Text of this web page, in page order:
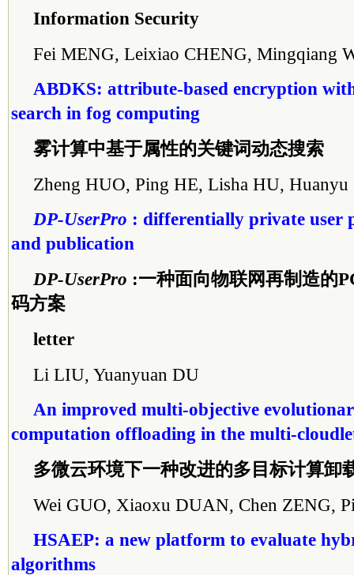
Information Security
Fei MENG, Leixiao CHENG, Mingqiang
ABDKS: attribute-based encryption
search in fog computing
雾计算中基于属性的关键词动态搜索
Zheng HUO, Ping HE, Lisha HU,
DP-UserPro : differentially private user
and publication
DP-UserPro :一种面向物联网再制造的
码方案
letter
Li LIU, Yuanyuan DU
An improved multi-objective
computation offloading in the multi-
多微云环境下一种改进的多目标计算卸
Wei GUO, Xiaoxu DUAN, Chen ZENG,
HSAEP: a new platform to evaluate
algorithms